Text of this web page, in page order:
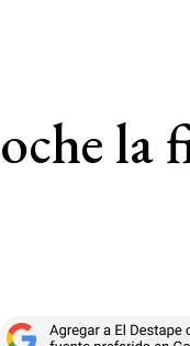
la